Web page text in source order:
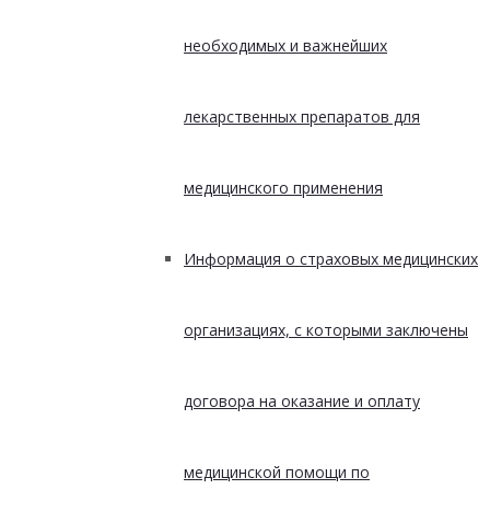
необходимых и важнейших
лекарственных препаратов для
медицинского применения
Информация о страховых медицинских
организациях, с которыми заключены
договора на оказание и оплату
медицинской помощи по